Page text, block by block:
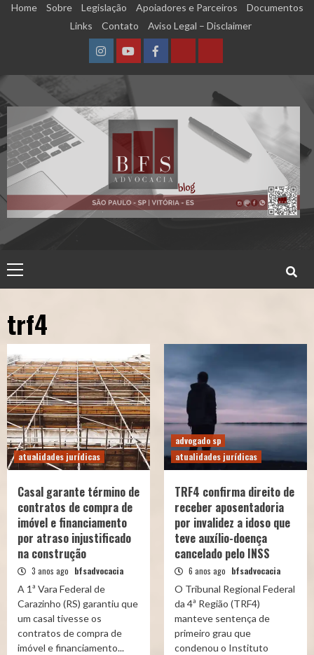
SkipHome Sobre Legislação Apoiadores e Parceiros
Documentos
Links
Contato Aviso Legal – Disclaimer
InstagramYouTubeFacebookCalculadora
Qualidade
de
Segurado
(INSS)
Calculadora
Tempo
de
Contribuição
Menu
trf4
atualidades jurídicas
Casal garante término de
contratos de compra de
imóvel e financiamento
por atraso injustificado
na construção
3 anos ago bfsadvocacia
A 1ª Vara Federal de
Carazinho (RS) garantiu que
um casal tivesse os
contratos de compra de
imóvel e financiamento...
advogado sp
atualidades jurídicas
TRF4 confirma direito de
receber aposentadoria
por invalidez a idoso que
teve auxílio-doença
cancelado pelo INSS
6 anos ago bfsadvocacia
O Tribunal Regional Federal
da 4ª Região (TRF4)
manteve sentença de
primeiro grau que
condenou o Instituto